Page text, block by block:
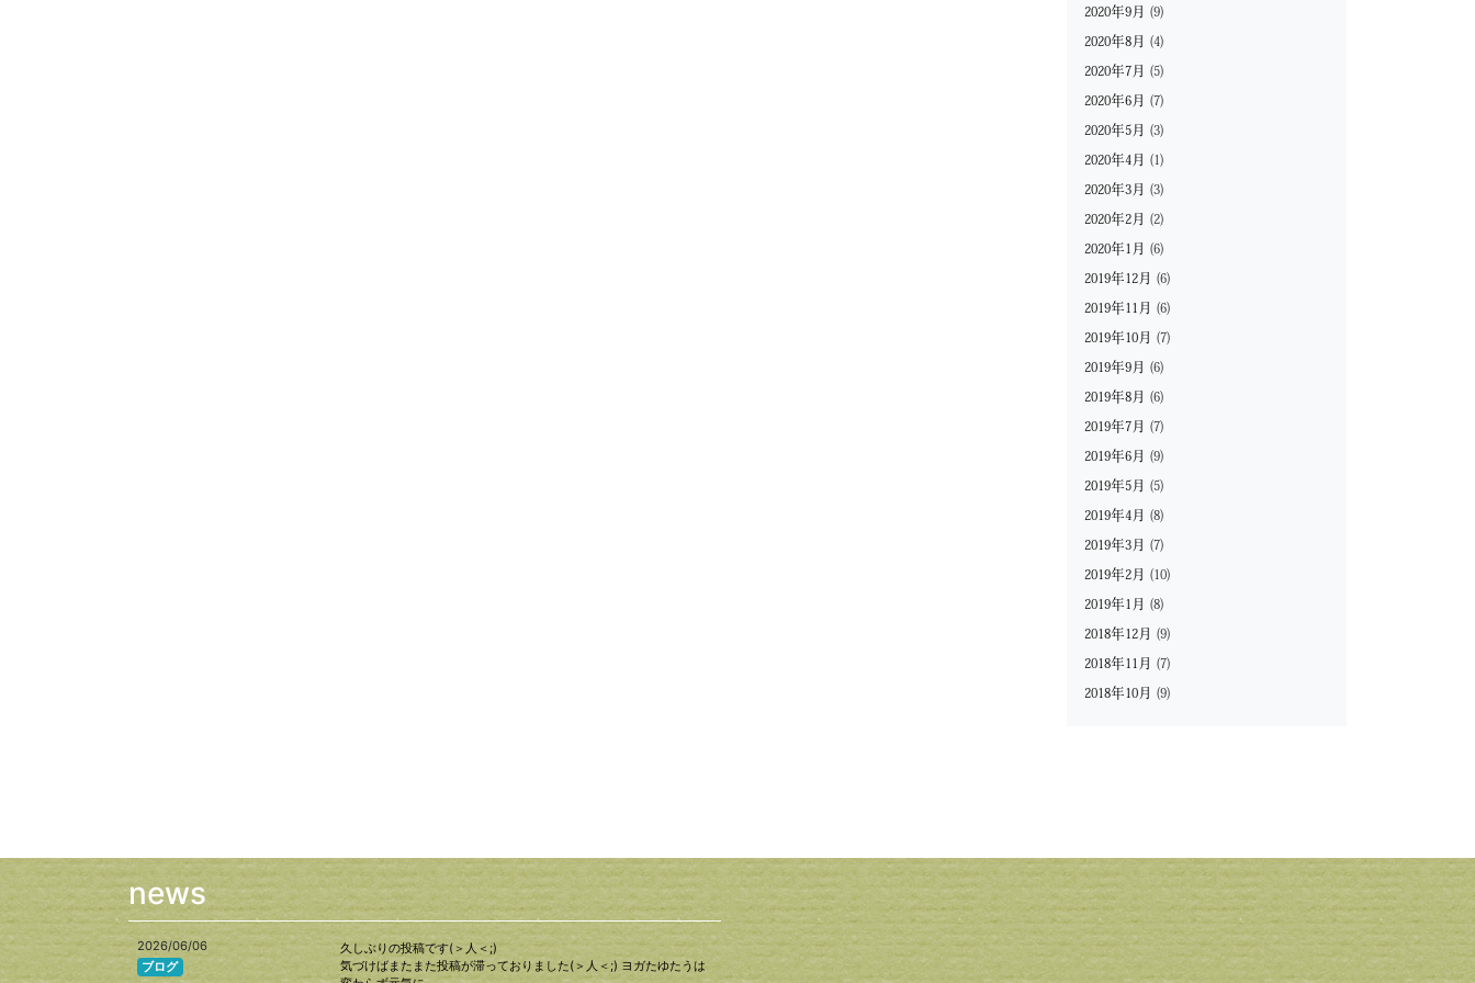
2020年9月 (9)
2020年8月 (4)
2020年7月 (5)
2020年6月 (7)
2020年5月 (3)
2020年4月 (1)
2020年3月 (3)
2020年2月 (2)
2020年1月 (6)
2019年12月 (6)
2019年11月 (6)
2019年10月 (7)
2019年9月 (6)
2019年8月 (6)
2019年7月 (7)
2019年6月 (9)
2019年5月 (5)
2019年4月 (8)
2019年3月 (7)
2019年2月 (10)
2019年1月 (8)
2018年12月 (9)
2018年11月 (7)
2018年10月 (9)
news
2026/06/06
ブログ
久しぶりの投稿です(＞人＜;)
気づけばまたまた投稿が滞っておりました(＞人＜;) ヨガたゆたうは